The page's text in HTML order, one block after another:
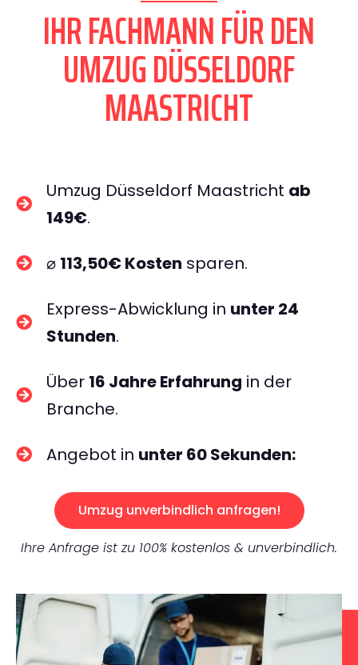
IHR FACHMANN FÜR DEN
UMZUG DÜSSELDORF
MAASTRICHT
Umzug Düsseldorf Maastricht ab
149€.
⌀ 113,50€ Kosten sparen.
Express-Abwicklung in unter 24
Stunden.
Über 16 Jahre Erfahrung in der
Branche.
Angebot in unter 60 Sekunden:
Umzug unverbindlich anfragen!
Ihre Anfrage ist zu 100% kostenlos & unverbindlich.